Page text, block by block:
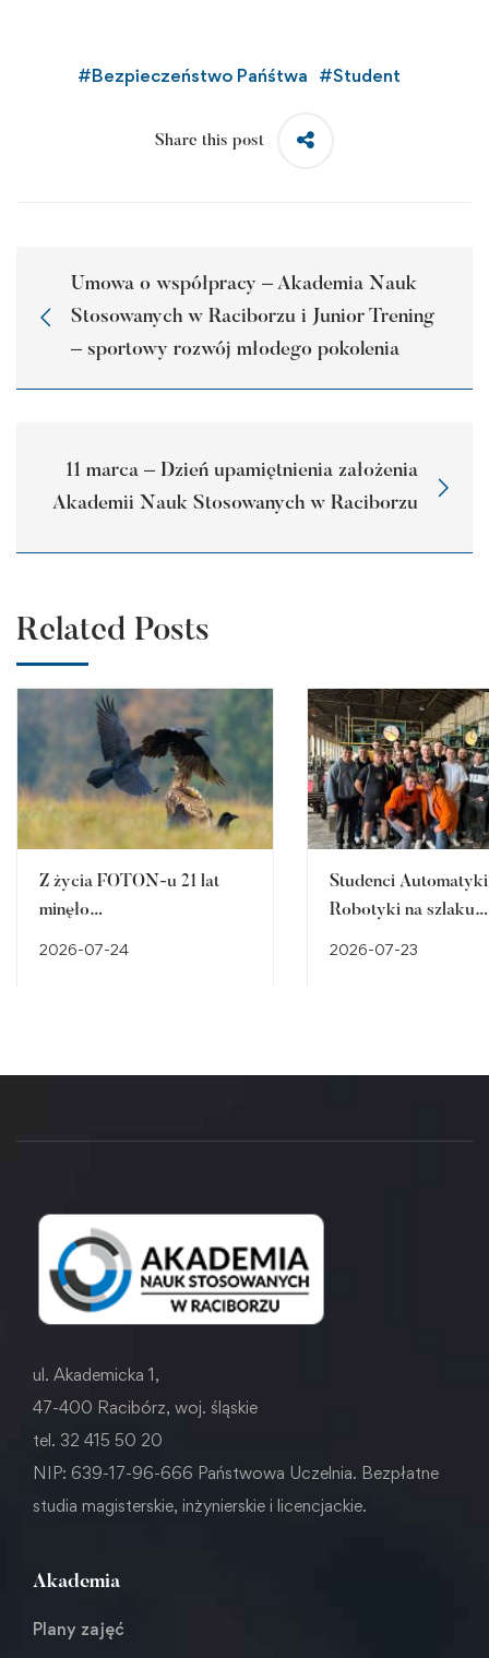
#Bezpieczeństwo Pańśtwa #Student
Share this post
Umowa o współpracy – Akademia Nauk
Stosowanych w Raciborzu i Junior Trening
– sportowy rozwój młodego pokolenia
11 marca – Dzień upamiętnienia założenia
Akademii Nauk Stosowanych w Raciborzu
Related Posts
Z życia FOTON-u 21 lat
minęło…
2026-07-24
Studenci
Robotyki na szlaku
2026-07-23
ul. Akademicka 1,
47-400 Racibórz, woj. śląskie
tel. 32 415 50 20
NIP: 639-17-96-666 Państwowa Uczelnia. Bezpłatne
studia magisterskie, inżynierskie i licencjackie.
Akademia
Plany zajęć